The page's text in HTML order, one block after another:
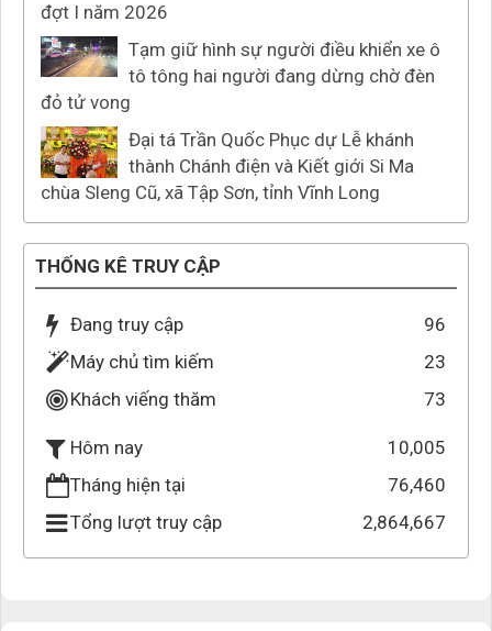
đợt I năm 2026
Tạm giữ hình sự người điều khiển xe ô
tô tông hai người đang dừng chờ đèn
đỏ tử vong
Đại tá Trần Quốc Phục dự Lễ khánh
thành Chánh điện và Kiết giới Si Ma
chùa Sleng Cũ, xã Tập Sơn, tỉnh Vĩnh Long
THỐNG KÊ TRUY CẬP
Đang truy cập
96
Máy chủ tìm kiếm
23
Khách viếng thăm
73
Hôm nay
10,005
Tháng hiện tại
76,460
Tổng lượt truy cập
2,864,667